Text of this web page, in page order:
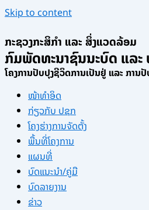
Skip to content
ກະຊວງກະສິກຳ ແລະ ສິ່ງແວດລ້ອມ
ກົມພັດທະນາຊົນນະບົດ ແລ
ໂຄງການປັບປຸງຊີວິດການເປັນຢູ່ ແລະ ກາ
ໜ້າທຳອິດ
ກ່ຽວກັບ ປຊກ
ໂຄງຮ່າງການຈັດຕັ້ງ
ພື້ນທີ່ໂຄງການ
ແຜນທີ່
ບົດແນະນໍາ/ຄູ່ມື
ບົດລາຍງານ
ຂ່າວ